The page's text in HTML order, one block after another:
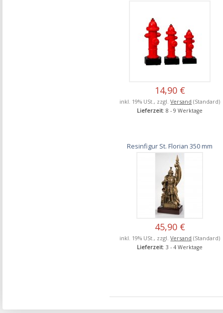
14,90 €
inkl. 19% USt., zzgl.Versand (Standard)
Lieferzeit: 8 - 9 Werktage
Resinfigur St. Florian 350 mm
45,90 €
inkl. 19% USt., zzgl.Versand (Standard)
Lieferzeit: 3 - 4 Werktage